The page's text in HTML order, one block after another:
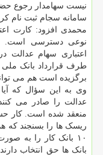
نیست سهامدار رجوع
سامانه سجام ثبت نام
محمدی افزود: کارت
نوعی دسترسی است.
اعتباری سهام عدالت
طرف قرارداد بانک ملی
برگزیده است هم می
وی به این سؤال که
عدالت را صادر می
منعقد شده است. کار
ریسک ها را بسنجند که
۱۰ بانک کار را به
بانک ها حق انتخاب